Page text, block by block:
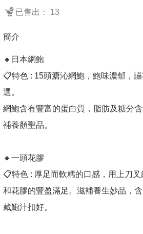
已售出： 13
簡介
🔸日本網鮑
📋特色 : 15頭溏沁網鮑，鮑味濃郁，
選。
網鮑含有豐富的蛋白質，脂肪及糖分
補養顏聖品。
🔸一頭花膠
📋特色 : 厚足而軟糯的口感，用上刀
和花膠的豐盈滿足。滋補養生妙品，
藏鮑汁扣好。